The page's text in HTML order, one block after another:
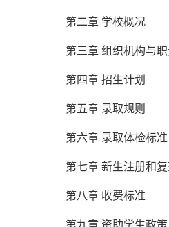
第二章 学校概况
第三章 组织机构与
第四章 招生计划
第五章 录取规则
第六章 录取体检标准
第七章 新生注册和
第八章 收费标准
第九章 资助学生政策